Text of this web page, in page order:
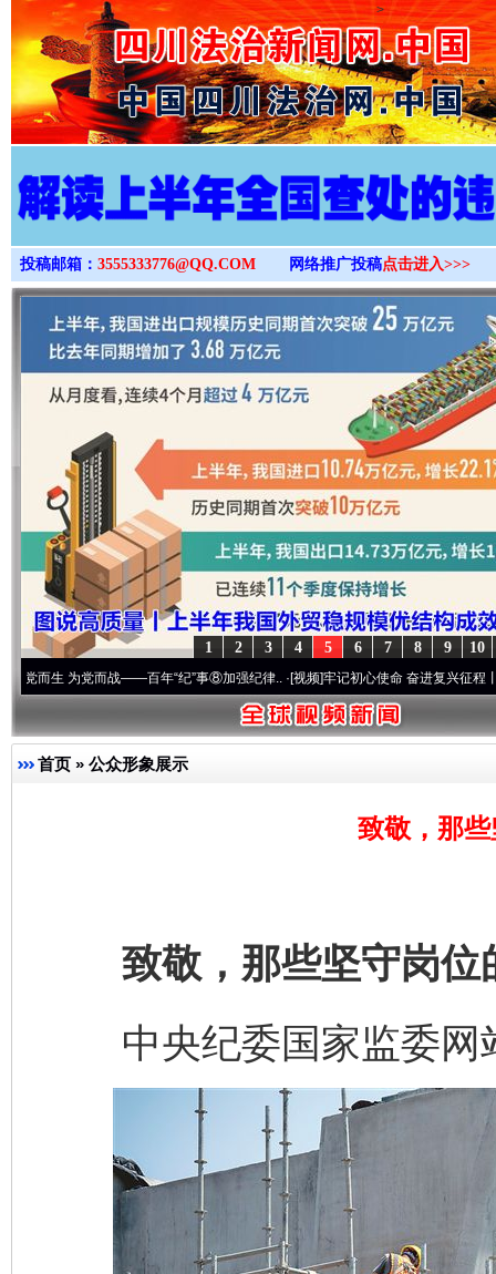
>
投稿邮箱： 3555333776@QQ.COM 网络推广投稿点击进入>>>
10
9
8
7
6
5
4
3
2
1
战——百年“纪”事⑧加强纪律..·[视频]牢记初心使命 奋进复兴征程丨“转折之城”激荡..
首页 » 公众形象展示
致敬，那
致敬，那些坚守岗位
中央纪委国家监委网